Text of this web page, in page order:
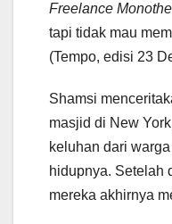
Freelance
tapi tidak mau
(Tempo, edisi 23
Shamsi
masjid di New
keluhan dari
hidupnya. Setelah
mereka akhirnya